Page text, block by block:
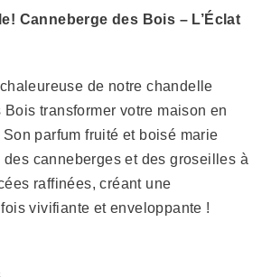
Canneberge des Bois – L’Éclat
de notre chandelle
transformer votre maison en
parfum fruité et boisé marie
des canneberges et des groseilles à
raffinées, créant une
vivifiante et enveloppante !